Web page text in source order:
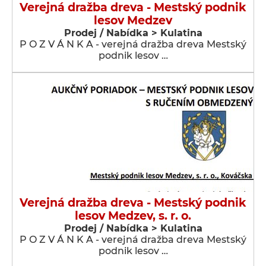
Verejná dražba dreva - Mestský podnik
lesov Medzev
Prodej / Nabídka > Kulatina
P O Z V Á N K A - verejná dražba dreva Mestský
podnik lesov …
Verejná dražba dreva - Mestský podnik
lesov Medzev, s. r. o.
Prodej / Nabídka > Kulatina
P O Z V Á N K A - verejná dražba dreva Mestský
podnik lesov …